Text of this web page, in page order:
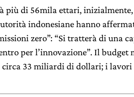
più di 56mila ettari,
indonesiane hanno
zero”: “Si tratterà di una
per l’innovazione”. Il budget
circa 33 miliardi di dollari; i